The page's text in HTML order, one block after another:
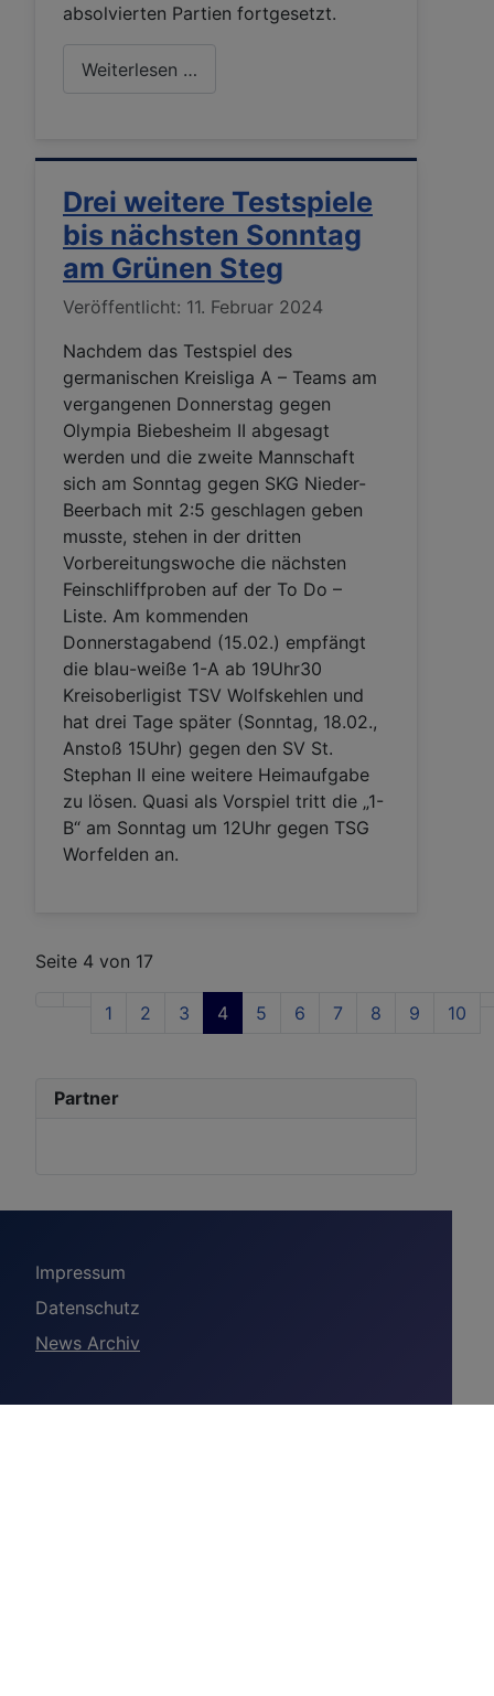
absolvierten Partien fortgesetzt.
Weiterlesen …
Drei weitere Testspiele
bis nächsten Sonntag
am Grünen Steg
Details
Veröffentlicht: 11. Februar 2024
Nachdem das Testspiel des
germanischen Kreisliga A – Teams am
vergangenen Donnerstag gegen
Olympia Biebesheim II abgesagt
werden und die zweite Mannschaft
sich am Sonntag gegen SKG Nieder-
Beerbach mit 2:5 geschlagen geben
musste, stehen in der dritten
Vorbereitungswoche die nächsten
Feinschliffproben auf der To Do –
Liste. Am kommenden
Donnerstagabend (15.02.) empfängt
die blau-weiße 1-A ab 19Uhr30
Kreisoberligist TSV Wolfskehlen und
hat drei Tage später (Sonntag, 18.02.,
Anstoß 15Uhr) gegen den SV St.
Stephan II eine weitere Heimaufgabe
zu lösen. Quasi als Vorspiel tritt die „1-
B“ am Sonntag um 12Uhr gegen TSG
Worfelden an.
Seite 4 von 17
1 2 3 4 5 6 7 8 9 10
Partner
Impressum
Datenschutz
News Archiv